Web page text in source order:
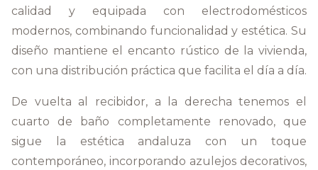
calidad y equipada con electrodomésticos
modernos, combinando funcionalidad y estética. Su
diseño mantiene el encanto rústico de la vivienda,
con una distribución práctica que facilita el día a día.
De vuelta al recibidor, a la derecha tenemos el
cuarto de baño completamente renovado, que
sigue la estética andaluza con un toque
contemporáneo, incorporando azulejos decorativos,